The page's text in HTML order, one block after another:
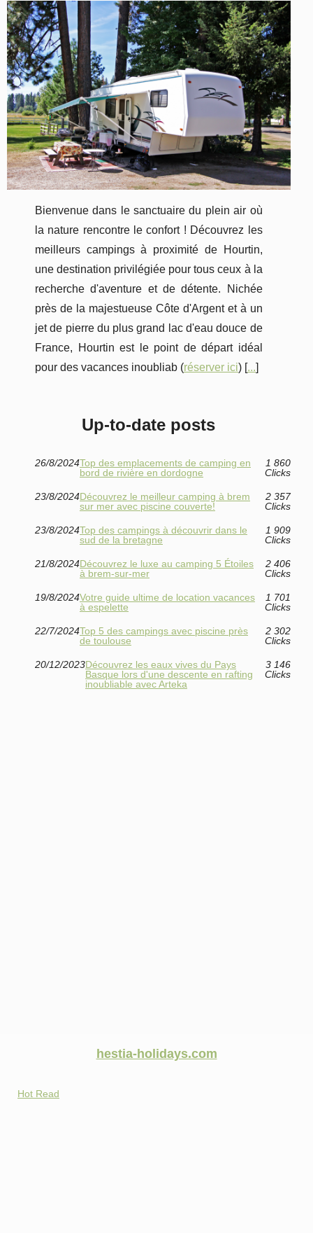
Bienvenue dans le sanctuaire du plein air où
la nature rencontre le confort ! Découvrez les
meilleurs campings à proximité de Hourtin,
une destination privilégiée pour tous ceux à la
recherche d'aventure et de détente. Nichée
près de la majestueuse Côte d'Argent et à un
jet de pierre du plus grand lac d'eau douce de
France, Hourtin est le point de départ idéal
pour des vacances inoubliab (réserver ici) [...]
Up-to-date posts
26/8/2024Top des emplacements de camping en
bord de rivière en dordogne
1 860
Clicks
23/8/2024Découvrez le meilleur camping à brem
sur mer avec piscine couverte!
2 357
Clicks
23/8/2024Top des campings à découvrir dans le
sud de la bretagne
1 909
Clicks
21/8/2024Découvrez le luxe au camping 5 Étoiles
à brem-sur-mer
2 406
Clicks
19/8/2024Votre guide ultime de location vacances
à espelette
1 701
Clicks
22/7/2024Top 5 des campings avec piscine près
de toulouse
2 302
Clicks
20/12/2023Découvrez les eaux vives du Pays
Basque lors d'une descente en rafting
inoubliable avec Arteka
3 146
Clicks
hestia-holidays.com
Hot Read